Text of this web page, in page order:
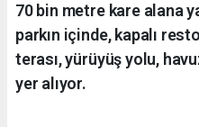
70 bin metre kare alana
parkın içinde, kapalı
terası, yürüyüş yolu,
yer alıyor.